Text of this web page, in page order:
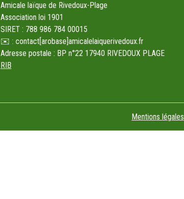
Amicale laïque de Rivedoux-Plage
Association loi 1901
SIRET : 788 986 784 00015
✉️ : contact[arobase]amicalelaiquerivedoux.fr
Adresse postale : BP n°22 17940 RIVEDOUX PLAGE
RIB
Mentions légales